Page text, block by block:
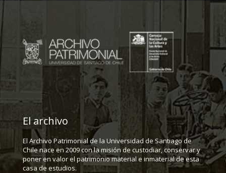
El archivo
El Archivo Patrimonial de la Universidad de Santiago de
Chile nace en 2009 con la misión de custodiar, conservar y
poner en valor el patrimonio material e inmaterial de esta
casa de estudios.